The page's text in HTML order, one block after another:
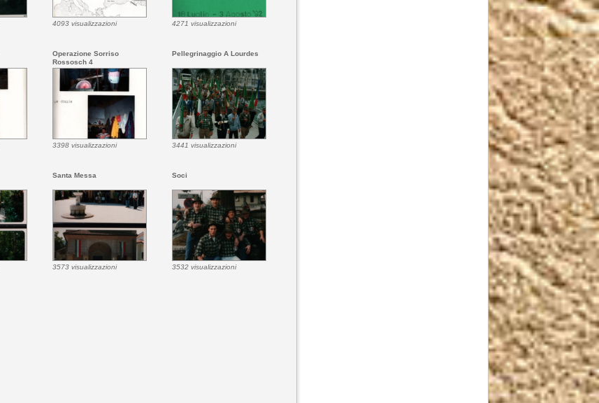
4093 visualizzazioni 4271 visualizzazioni
Operazione Sorriso
Rossosch 4
3398 visualizzazioni
Pellegrinaggio A Lourdes
3441 visualizzazioni
Santa Messa
3573 visualizzazioni
Soci
3532 visualizzazioni